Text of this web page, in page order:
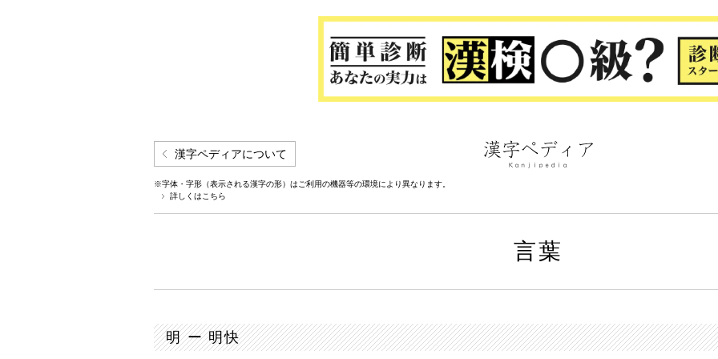
漢字ペディアについて
※字体・字形（表示される漢字の形）はご利用の機器等の環境により異なります。
詳しくはこちら
言葉
明 ー 明快